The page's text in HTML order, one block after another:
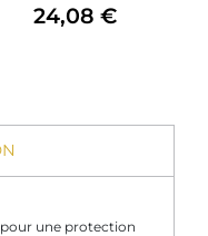
24,08 €
une protection